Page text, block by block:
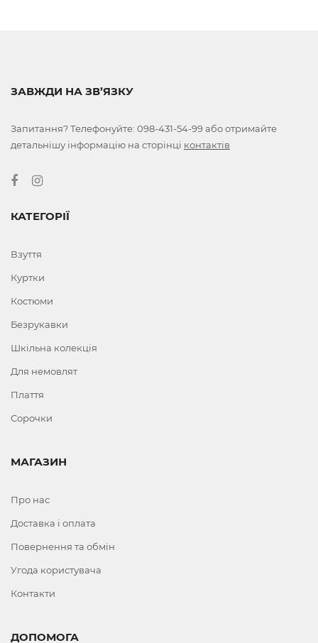
ЗАВЖДИ НА ЗВ’ЯЗКУ
Запитання? Телефонуйте: 098-431-54-99або отримайте
детальнішу інформацію на сторінці контактів
КАТЕГОРІЇ
Взуття
Куртки
Костюми
Безрукавки
Шкільна колекція
Для немовлят
Плаття
Сорочки
МАГАЗИН
Про нас
Доставка і оплата
Повернення та обмін
Угода користувача
Контакти
ДОПОМОГА